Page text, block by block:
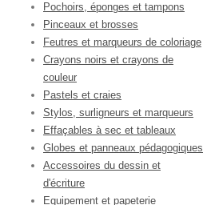
Pochoirs, éponges et tampons
Pinceaux et brosses
Feutres et marqueurs de coloriage
Crayons noirs et crayons de
couleur
Pastels et craies
Stylos, surligneurs et marqueurs
Effaçables à sec et tableaux
Globes et panneaux pédagogiques
Accessoires du dessin et
d'écriture
Equipement et papeterie